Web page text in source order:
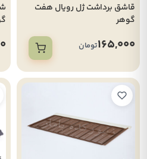
قاشق برداشت ژل رویال هفت
گوهر
165,000تومان